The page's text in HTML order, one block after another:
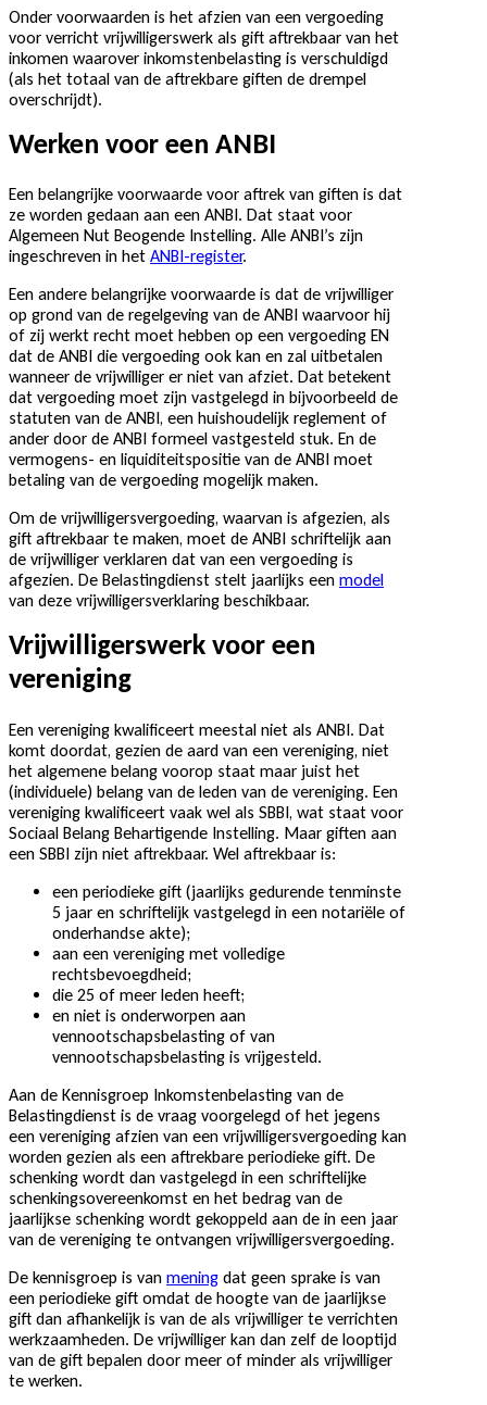
Onder voorwaarden is het afzien van een vergoeding
voor verricht vrijwilligerswerk als gift aftrekbaar van het
inkomen waarover inkomstenbelasting is verschuldigd
(als het totaal van de aftrekbare giften de drempel
overschrijdt).
Werken voor een ANBI
Een belangrijke voorwaarde voor aftrek van giften is dat
ze worden gedaan aan een ANBI. Dat staat voor
Algemeen Nut Beogende Instelling. Alle ANBI’s zijn
ingeschreven in het ANBI-register.
Een andere belangrijke voorwaarde is dat de vrijwilliger
op grond van de regelgeving van de ANBI waarvoor hij
of zij werkt recht moet hebben op een vergoeding EN
dat de ANBI die vergoeding ook kan en zal uitbetalen
wanneer de vrijwilliger er niet van afziet. Dat betekent
dat vergoeding moet zijn vastgelegd in bijvoorbeeld de
statuten van de ANBI, een huishoudelijk reglement of
ander door de ANBI formeel vastgesteld stuk. En de
vermogens- en liquiditeitspositie van de ANBI moet
betaling van de vergoeding mogelijk maken.
Om de vrijwilligersvergoeding, waarvan is afgezien, als
gift aftrekbaar te maken, moet de ANBI schriftelijk aan
de vrijwilliger verklaren dat van een vergoeding is
afgezien. De Belastingdienst stelt jaarlijks een model
van deze vrijwilligersverklaring beschikbaar.
Vrijwilligerswerk voor een
vereniging
Een vereniging kwalificeert meestal niet als ANBI. Dat
komt doordat, gezien de aard van een vereniging, niet
het algemene belang voorop staat maar juist het
(individuele) belang van de leden van de vereniging. Een
vereniging kwalificeert vaak wel als SBBI, wat staat voor
Sociaal Belang Behartigende Instelling. Maar giften aan
een SBBI zijn niet aftrekbaar. Wel aftrekbaar is:
een periodieke gift (jaarlijks gedurende tenminste
5 jaar en schriftelijk vastgelegd in een notariële of
onderhandse akte);
aan een vereniging met volledige
rechtsbevoegdheid;
die 25 of meer leden heeft;
en niet is onderworpen aan
vennootschapsbelasting of van
vennootschapsbelasting is vrijgesteld.
Aan de Kennisgroep Inkomstenbelasting van de
Belastingdienst is de vraag voorgelegd of het jegens
een vereniging afzien van een vrijwilligersvergoeding kan
worden gezien als een aftrekbare periodieke gift. De
schenking wordt dan vastgelegd in een schriftelijke
schenkingsovereenkomst en het bedrag van de
jaarlijkse schenking wordt gekoppeld aan de in een jaar
van de vereniging te ontvangen vrijwilligersvergoeding.
De kennisgroep is van mening dat geen sprake is van
een periodieke gift omdat de hoogte van de jaarlijkse
gift dan afhankelijk is van de als vrijwilliger te verrichten
werkzaamheden. De vrijwilliger kan dan zelf de looptijd
van de gift bepalen door meer of minder als vrijwilliger
te werken.